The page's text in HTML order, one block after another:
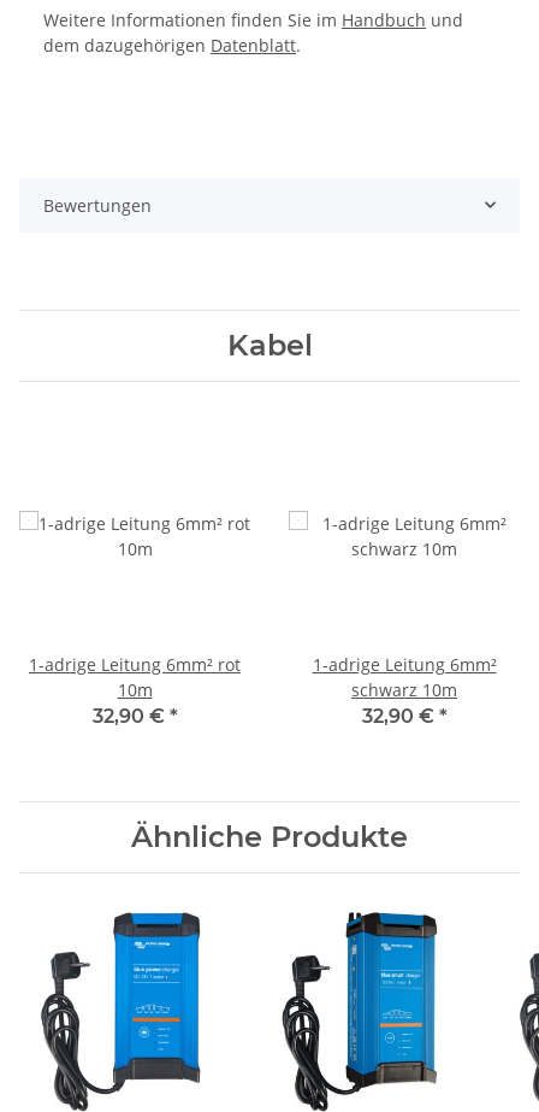
Weitere Informationen finden Sie im Handbuch und
dem dazugehörigen Datenblatt.
Bewertungen
Kabel
1-adrige Leitung 6mm² rot
10m
32,90 € *
1-adrige Leitung 6mm²
schwarz 10m
32,90 € *
Ähnliche Produkte